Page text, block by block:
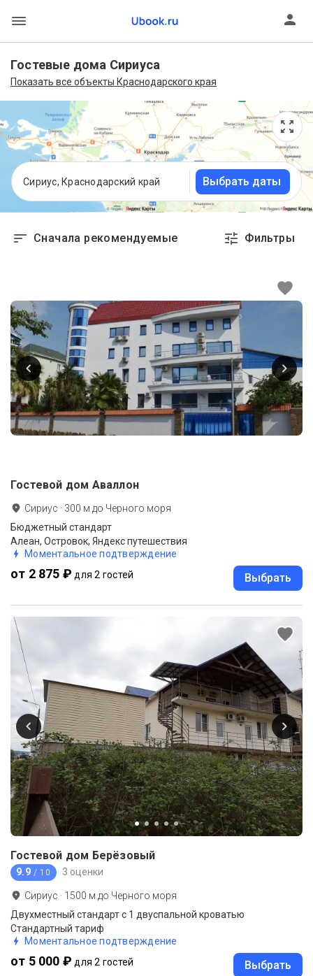
Гостевые дома Сириуса
Показать все объекты Краснодарского края
Сириус, Краснодарский край Выбрать даты
Сначала рекомендуемые Фильтры
Гостевой дом Аваллон
Сириус · 300 м до Черного моря
Бюджетный стандарт
Алеан, Островок, Яндекс путешествия
Моментальное подтверждение
от 2 875 ₽ для 2 гостей Выбрать
Гостевой дом Берёзовый
9.9 / 10 3 оценки
Сириус · 1500 м до Черного моря
Двухместный стандарт с 1 двуспальной кроватью
Стандартный тариф
Моментальное подтверждение
от 5 000 ₽ для 2 гостей Выбрать